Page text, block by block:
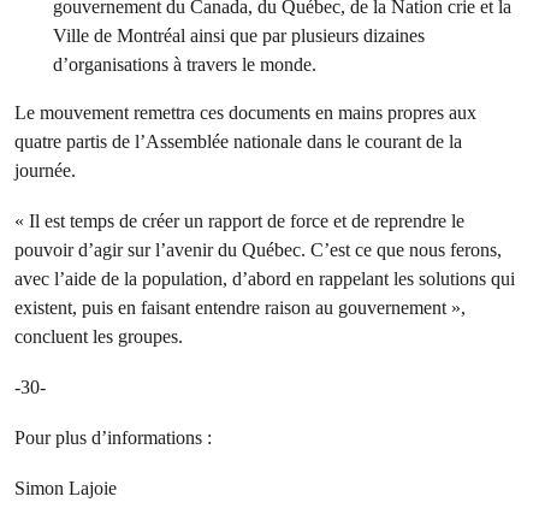
gouvernement du Canada, du Québec, de la Nation crie et la
Ville de Montréal ainsi que par plusieurs dizaines
d’organisations à travers le monde.
Le mouvement remettra ces documents en mains propres aux
quatre partis de l’Assemblée nationale dans le courant de la
journée.
« Il est temps de créer un rapport de force et de reprendre le
pouvoir d’agir sur l’avenir du Québec. C’est ce que nous ferons,
avec l’aide de la population, d’abord en rappelant les solutions qui
existent, puis en faisant entendre raison au gouvernement »,
concluent les groupes.
-30-
Pour plus d’informations :
Simon Lajoie